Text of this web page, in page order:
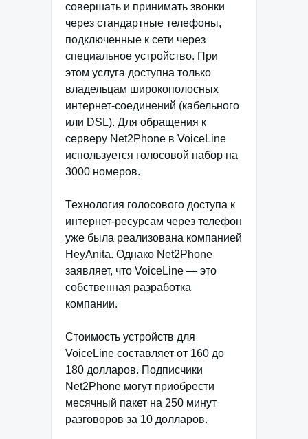
совершать и принимать звонки
через стандартные телефоны,
подключенные к сети через
специальное устройство. При
этом услуга доступна только
владельцам широкополосных
интернет-соединений (кабельного
или DSL). Для обращения к
серверу Net2Phone в VoiceLine
используется голосовой набор на
3000 номеров.
Технология голосового доступа к
интернет-ресурсам через телефон
уже была реализована компанией
HeyAnita. Однако Net2Phone
заявляет, что VoiceLine — это
собственная разработка
компании.
Стоимость устройств для
VoiceLine составляет от 160 до
180 долларов. Подписчики
Net2Phone могут приобрести
месячный пакет на 250 минут
разговоров за 10 долларов.